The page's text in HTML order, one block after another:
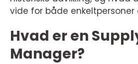
vide for både enkeltpersoner
Hvad er en
Manager?